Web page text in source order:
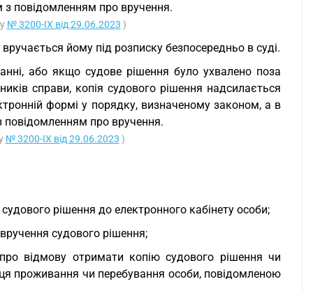
з повідомленням про вручення.
№ 3200-IX від 29.06.2023 )
йому під розписку безпосередньо в суді.
або якщо судове рішення було ухвалено поза
справи, копія судового рішення надсилається
формі у порядку, визначеному законом, а в
повідомленням про вручення.
№ 3200-IX від 29.06.2023 )
рішення до електронного кабінету особи;
судового рішення;
відмову отримати копію судового рішення чи
проживання чи перебування особи, повідомленою